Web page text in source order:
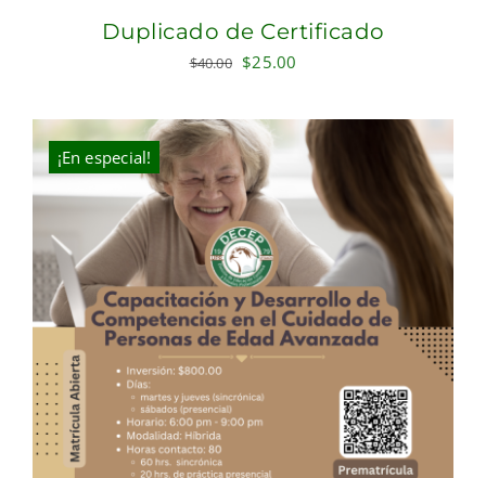
Duplicado de Certificado
$40.00 Original
was:
$40.00.
$25.00
is:
$25.00.
¡En especial!